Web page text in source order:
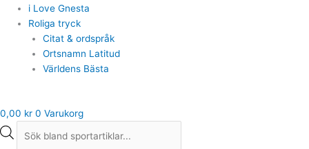
i Love Gnesta
Roliga tryck
Citat & ordspråk
Ortsnamn Latitud
Världens Bästa
0,00 kr 0 Varukorg